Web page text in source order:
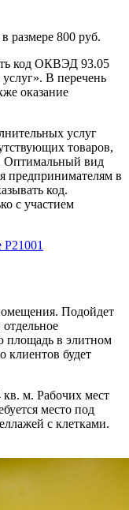
размере 800 руб.
код ОКВЭД 93.05
В перечень
оказание
услуг
товаров,
Оптимальный вид
предпринимателям в
код.
с участием
Р21001
Подойдет
площадь в элитном
клиентов будет
м. Рабочих мест
место под
с клетками.